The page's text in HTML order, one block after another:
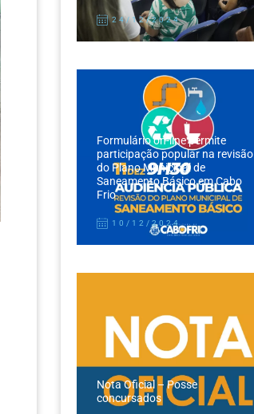
24/12/2024
Formulário on-line permite
participação popular na revisão
do Plano Municipal de
Saneamento Básico em Cabo
Frio
10/12/2024
Nota Oficial – Posse
concursados